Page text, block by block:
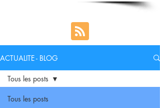
ACTUALITE - BLOG
Tous les posts
Tous les posts